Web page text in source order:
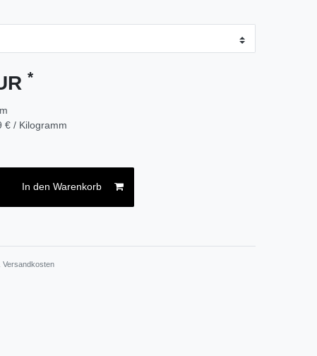
*
€ / Kilogramm
In den Warenkorb
Versandkosten